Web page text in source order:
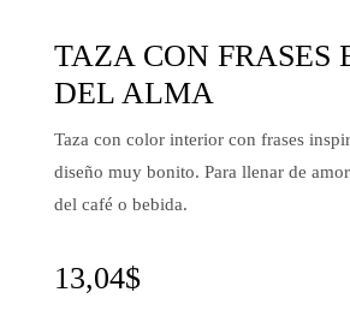
TAZA CON FRASES
DEL ALMA
Taza con color interior con frases
diseño muy bonito. Para llenar de
del café o bebida.
13,04$